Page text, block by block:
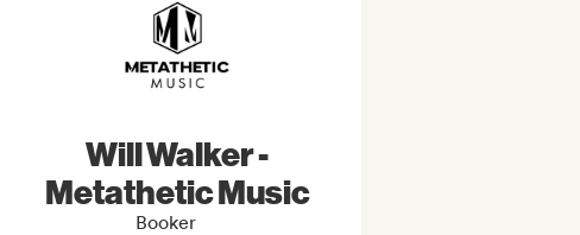
Will Walker -
Metathetic Music
Booker